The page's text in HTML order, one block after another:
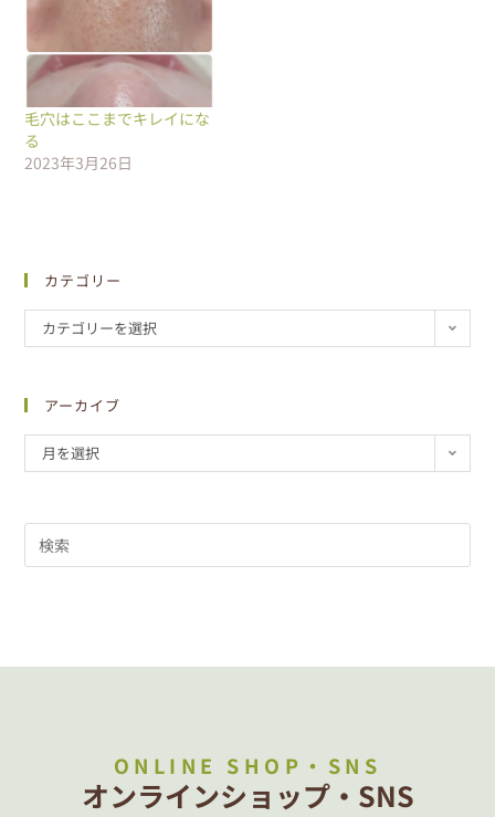
毛穴はここまでキレイにな
る
2023年3月26日
カテゴリー
カテゴリーを選択
アーカイブ
月を選択
ONLINE SHOP・SNS
オンラインショップ・SNS